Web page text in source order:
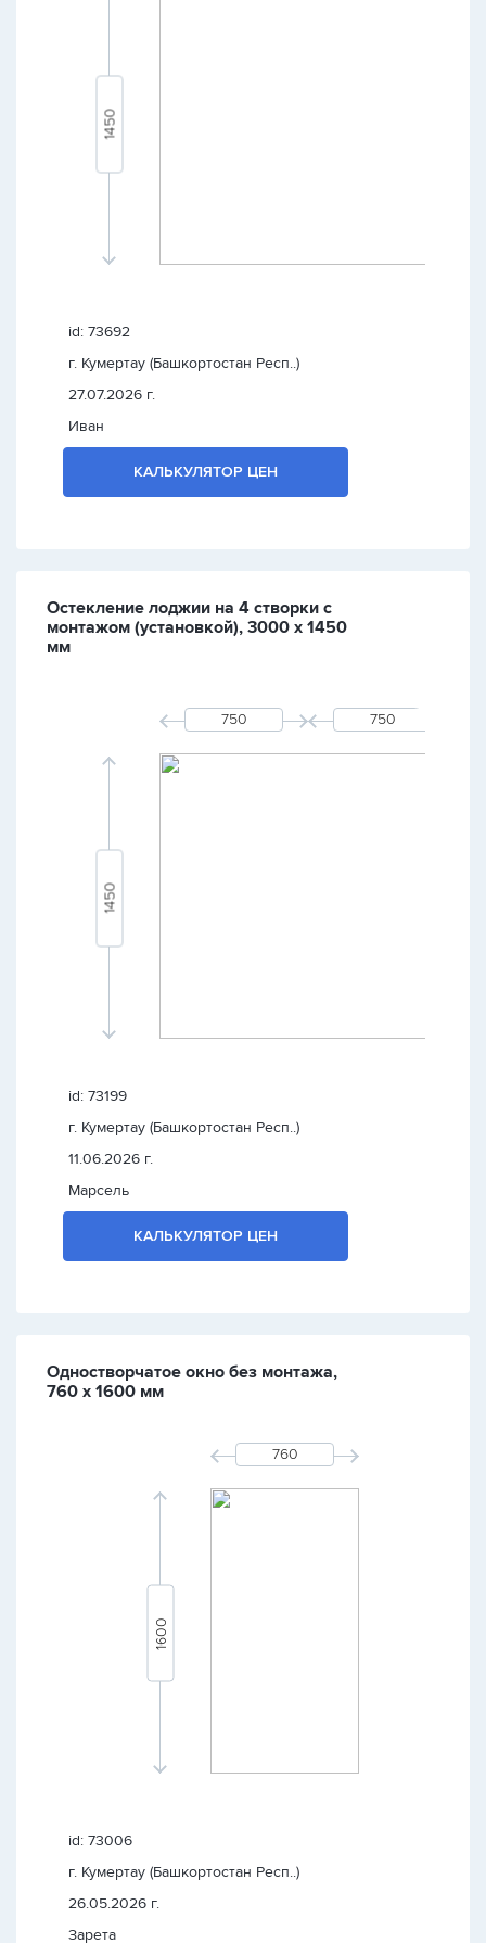
id: 73692
г. Кумертау (Башкортостан Респ..)
27.07.2026 г.
Иван
КАЛЬКУЛЯТОР ЦЕН
Остекление лоджии на 4 створки с
монтажом (установкой), 3000 х 1450
мм
id: 73199
г. Кумертау (Башкортостан Респ..)
11.06.2026 г.
Марсель
КАЛЬКУЛЯТОР ЦЕН
Одностворчатое окно без монтажа,
760 х 1600 мм
id: 73006
г. Кумертау (Башкортостан Респ..)
26.05.2026 г.
Зарета